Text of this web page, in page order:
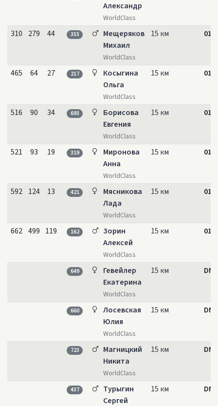
Александр
WorldClass
310 279 44 355
Мещеряков
Михаил
WorldClass
15 км
465 64 27 217
Косыгина
Ольга
WorldClass
15 км
516 90 34 693
Борисова
Евгения
WorldClass
15 км
521 93 19 319
Миронова
Анна
WorldClass
15 км
592 124 13 421
Мясникова
Лада
WorldClass
15 км
662 499 119 162
Зорин
Алексей
WorldClass
15 км
649
Гевейлер
Екатерина
WorldClass
15 км DNS
660
Лосевская
Юлия
WorldClass
15 км DNS
723
Магницкий
Никита
WorldClass
15 км DNS
437
Турыгин
Сергей
15 км DNS